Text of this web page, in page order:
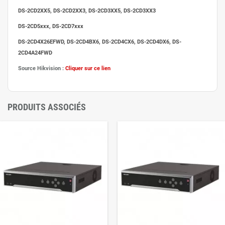
DS-2CD2XX5, DS-2CD2XX3, DS-2CD3XX5, DS-2CD3XX3
DS-2CD5xxx, DS-2CD7xxx
DS-2CD4X26EFWD, DS-2CD4BX6, DS-2CD4CX6, DS-2CD4DX6, DS-
2CD4A24FWD
Source Hikvision : Cliquer sur ce lien
PRODUITS ASSOCIÉS